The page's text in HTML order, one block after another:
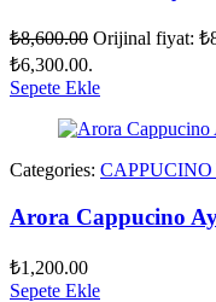
₺8,600.00 Orijinal fiyat:
₺6,300.00.
Sepete Ekle
Categories:
Arora Cappucino
₺1,200.00
Sepete Ekle